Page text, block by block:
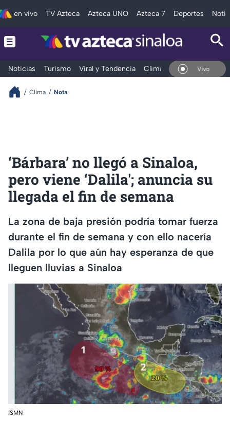
en vivo TV Azteca Azteca UNO Azteca 7 Deportes
Noticias Turismo Viral y Tendencia Clima Deportes
En Vivo
Clima Nota
‘Bárbara’ no llegó a Sinaloa,
pero viene ‘Dalila'; anuncia su
llegada el fin de semana
La zona de baja presión podría tomar fuerza
durante el fin de semana y con ello nacería
Dalila por lo que aún hay esperanza de que
lleguen lluvias a Sinaloa
|SMN